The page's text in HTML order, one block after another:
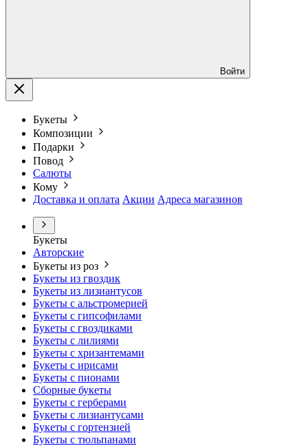
Войти
Букеты
Композиции
Подарки
Повод
Салюты
Кому
Доставка и оплата Акции Адреса магазинов
Букеты
Авторские
Букеты из роз
Букеты из гвоздик
Букеты из лизиантусов
Букеты с альстромерией
Букеты с гипсофилами
Букеты с гвоздиками
Букеты с лилиями
Букеты с хризантемами
Букеты с ирисами
Букеты с пионами
Сборные букеты
Букеты с герберами
Букеты с лизиантусами
Букеты с гортензией
Букеты с тюльпанами